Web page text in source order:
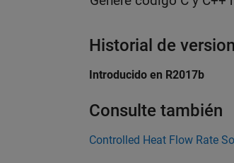
Historial de
Introducido en R2017b
Consulte también
Controlled Heat Flow Rate